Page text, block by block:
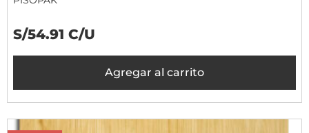
S/54.91 C/U
Agregar al carrito